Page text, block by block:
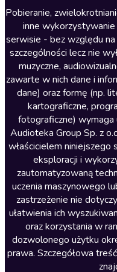
Literatura anglojęzyczna
Literatura faktu
Literatura obyczajowa
Literatura piękna obca
Literatura piękna polska
Nagrania relaksacyjne
Nauka języków
Nauki humanistyczne
Podcasty i audycje
Polityka
Prasa
Religia
Romans
Pobieranie,
inne
serwisie - bez względu
szczególności lecz nie
muzyczne,
zawarte w nich dane i
dane) oraz formę (np.
kartograficzne,
fotograficzne) wymaga
Audioteka Group Sp. z
właścicielem niniejszego
eksploracji i
zautomatyzowaną
uczenia maszynowego
zastrzeżenie nie
ułatwienia ich
oraz korzystania w
dozwolonego użytku
prawa. Szczegółowa